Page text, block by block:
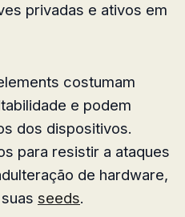
privadas e ativos em
costumam
e podem
dos dispositivos.
para resistir a ataques
de hardware,
seeds.